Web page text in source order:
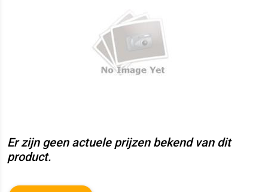
Er zijn geen actuele prijzen bekend van dit
product.